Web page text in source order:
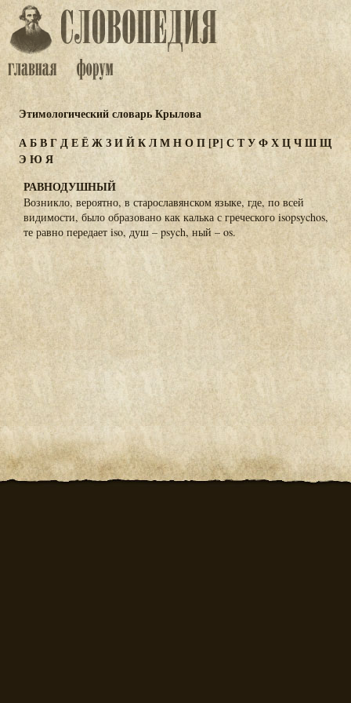
Этимологический словарь Крылова
АБВГДЕЁЖЗИЙКЛМНОП[Р] СТУФХЦЧШЩ
Э Ю Я
РАВНОДУШНЫЙ
Возникло, вероятно, в старославянском языке, где, по всей
видимости, было образовано как калька с греческого isopsychos,
те равно передает iso, душ – psych, ный – os.